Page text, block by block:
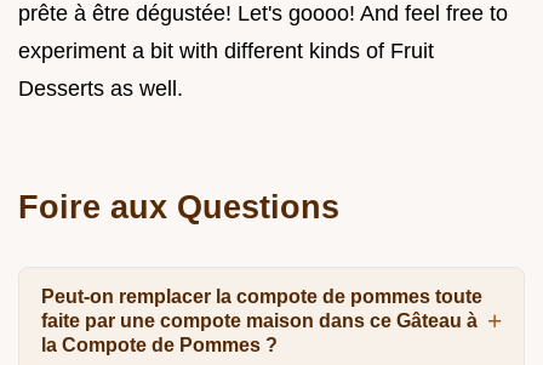
prête à être dégustée! Let's goooo! And feel free to
experiment a bit with different kinds of Fruit
Desserts as well.
Foire aux Questions
Peut-on remplacer la compote de pommes toute
faite par une compote maison dans ce Gâteau à
la Compote de Pommes ?